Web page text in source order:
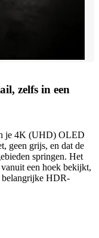
zelfs in een
je 4K (UHD) OLED
geen grijs, en dat de
springen. Het
een hoek bekijkt,
belangrijke HDR-